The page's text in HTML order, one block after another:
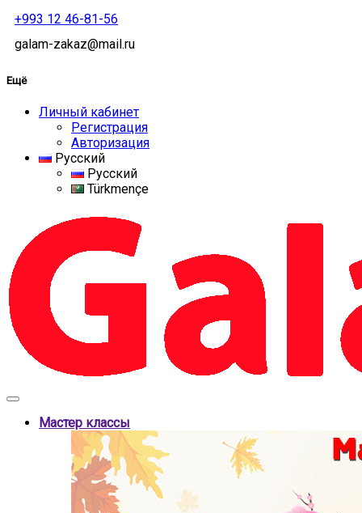
+993 12 46-81-56
galam-zakaz@mail.ru
Ещё
Личный кабинет
Регистрация
Авторизация
Русский
Русский
Türkmençe
Мастер классы